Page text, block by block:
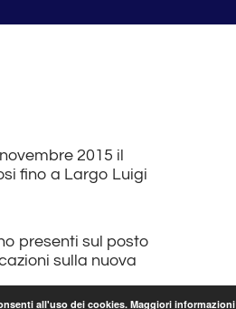
2015 il
fino a Largo Luigi
presenti sul posto
sulla nuova
all'uso dei cookies.Maggiori informazioni